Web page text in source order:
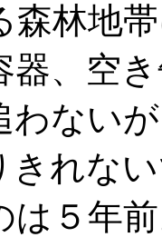
森林地
器、空
わない
きれな
は５年